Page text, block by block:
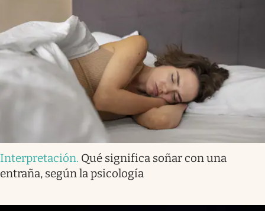
Interpretación. Qué significa soñar con una
entraña, según la psicología